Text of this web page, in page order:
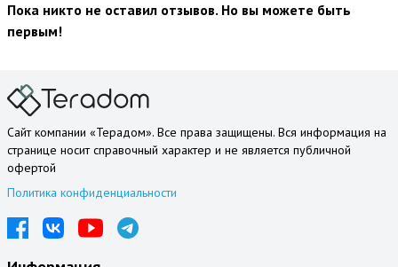
Пока никто не оставил отзывов. Но вы можете быть
первым!
Сайт компании «Терадом». Все права защищены. Вся информация на
странице носит справочный характер и не является публичной
офертой
Политика конфиденциальности